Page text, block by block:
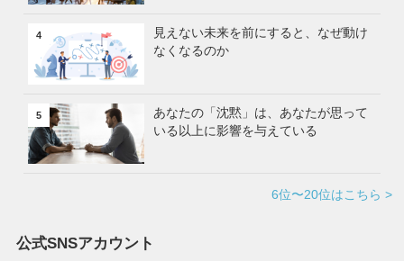
4
見えない未来を前にすると、なぜ動け
なくなるのか
5
あなたの「沈黙」は、あなたが思って
いる以上に影響を与えている
6位〜20位はこちら >
公式SNSアカウント